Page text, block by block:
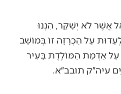
אֲשֶׁר לֹא יְשַׁקֵּר, הִנְנוּ
עַל הַכְרָזָה זוֹ בְּמוֹשַׁב
עַל אַדְמַת הַמּוֹלֶדֶת בָּעִיר
עיה״ק תובב״א.